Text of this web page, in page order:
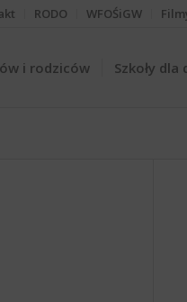
RODO WFOŚiGW
i rodziców Szkoły dla